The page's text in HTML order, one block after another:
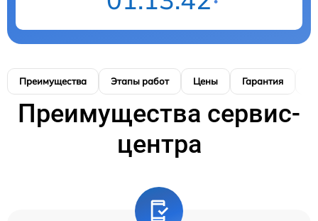
Преимущества Этапы работ Цены Гарантия
Преимущества сервис-
центра